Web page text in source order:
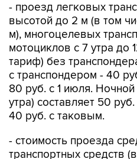
- проезд легковых
высотой до 2 м (в том
м), многоцелевых
мотоциклов с 7 утра до
тариф) без
с транспондером - 40
80 руб. с 1 июля.
утра) составляет 50
40 руб. с таковым.
- стоимость проезда
транспортных средств